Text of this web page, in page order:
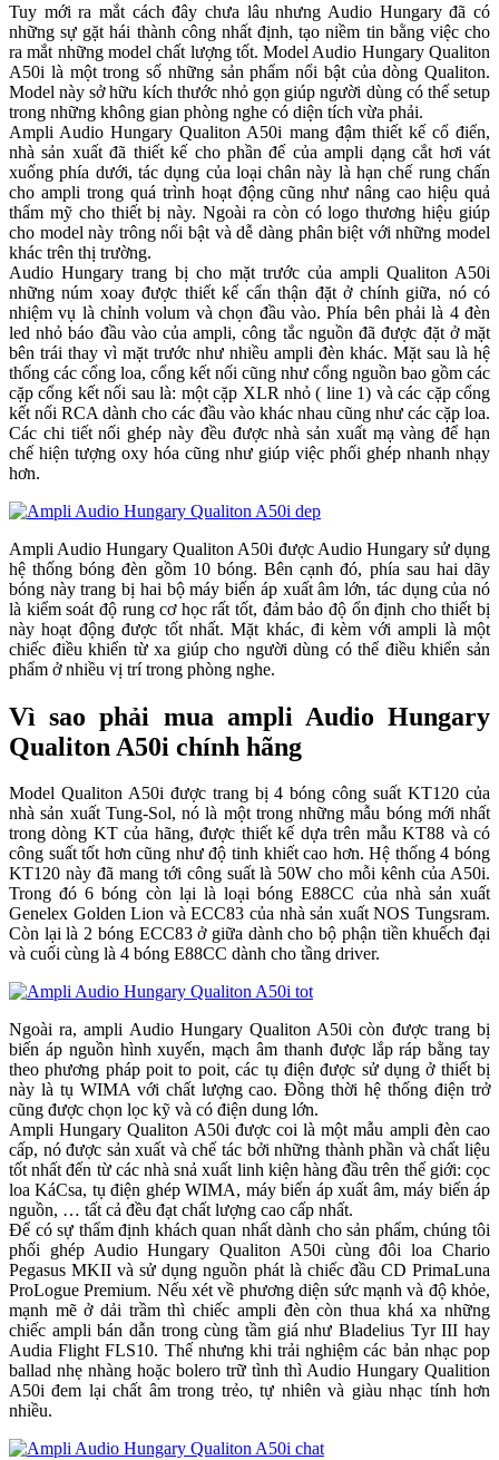
Tuy mới ra mắt cách đây chưa lâu nhưng Audio Hungary đã có
những sự gặt hái thành công nhất định, tạo niềm tin bằng việc cho
ra mắt những model chất lượng tốt. Model Audio Hungary Qualiton
A50i là một trong số những sản phẩm nổi bật của dòng Qualiton.
Model này sở hữu kích thước nhỏ gọn giúp người dùng có thế setup
trong những không gian phòng nghe có diện tích vừa phải.
Ampli Audio Hungary Qualiton A50i mang đậm thiết kế cổ điển,
nhà sản xuất đã thiết kế cho phần đế của ampli dạng cắt hơi vát
xuống phía dưới, tác dụng của loại chân này là hạn chế rung chấn
cho ampli trong quá trình hoạt động cũng như nâng cao hiệu quả
thẩm mỹ cho thiết bị này. Ngoài ra còn có logo thương hiệu giúp
cho model này trông nổi bật và dễ dàng phân biệt với những model
khác trên thị trường.
Audio Hungary trang bị cho mặt trước của ampli Qualiton A50i
những núm xoay được thiết kế cẩn thận đặt ở chính giữa, nó có
nhiệm vụ là chỉnh volum và chọn đầu vào. Phía bên phải là 4 đèn
led nhỏ báo đầu vào của ampli, công tắc nguồn đã được đặt ở mặt
bên trái thay vì mặt trước như nhiều ampli đèn khác. Mặt sau là hệ
thống các cổng loa, cổng kết nối cũng như cổng nguồn bao gồm các
cặp cổng kết nối sau là: một cặp XLR nhỏ ( line 1) và các cặp cổng
kết nối RCA dành cho các đầu vào khác nhau cũng như các cặp loa.
Các chi tiết nối ghép này đều được nhà sản xuất mạ vàng để hạn
chế hiện tượng oxy hóa cũng như giúp việc phối ghép nhanh nhạy
hơn.
Ampli Audio Hungary Qualiton A50i được Audio Hungary sử dụng
hệ thống bóng đèn gồm 10 bóng. Bên cạnh đó, phía sau hai dãy
bóng này trang bị hai bộ máy biến áp xuất âm lớn, tác dụng của nó
là kiểm soát độ rung cơ học rất tốt, đảm bảo độ ổn định cho thiết bị
này hoạt động được tốt nhất. Mặt khác, đi kèm với ampli là một
chiếc điều khiển từ xa giúp cho người dùng có thể điều khiển sản
phẩm ở nhiều vị trí trong phòng nghe.
Vì sao phải mua ampli Audio Hungary
Qualiton A50i chính hãng
Model Qualiton A50i được trang bị 4 bóng công suất KT120 của
nhà sản xuất Tung-Sol, nó là một trong những mẫu bóng mới nhất
trong dòng KT của hãng, được thiết kế dựa trên mẫu KT88 và có
công suất tốt hơn cũng như độ tinh khiết cao hơn. Hệ thống 4 bóng
KT120 này đã mang tới công suất là 50W cho mỗi kênh của A50i.
Trong đó 6 bóng còn lại là loại bóng E88CC của nhà sản xuất
Genelex Golden Lion và ECC83 của nhà sản xuất NOS Tungsram.
Còn lại là 2 bóng ECC83 ở giữa dành cho bộ phận tiền khuếch đại
và cuối cùng là 4 bóng E88CC dành cho tầng driver.
Ngoài ra, ampli Audio Hungary Qualiton A50i còn được trang bị
biến áp nguồn hình xuyến, mạch âm thanh được lắp ráp bằng tay
theo phương pháp poit to poit, các tụ điện được sử dụng ở thiết bị
này là tụ WIMA với chất lượng cao. Đồng thời hệ thống điện trở
cũng được chọn lọc kỹ và có điện dung lớn.
Ampli Hungary Qualiton A50i được coi là một mẫu ampli đèn cao
cấp, nó được sản xuất và chế tác bởi những thành phần và chất liệu
tốt nhất đến từ các nhà snả xuất linh kiện hàng đầu trên thế giới: cọc
loa KáCsa, tụ điện ghép WIMA, máy biến áp xuất âm, máy biến áp
nguồn, … tất cả đều đạt chất lượng cao cấp nhất.
Để có sự thẩm định khách quan nhất dành cho sản phẩm, chúng tôi
phối ghép Audio Hungary Qualiton A50i cùng đôi loa Chario
Pegasus MKII và sử dụng nguồn phát là chiếc đầu CD PrimaLuna
ProLogue Premium. Nếu xét về phương diện sức mạnh và độ khỏe,
mạnh mẽ ở dải trầm thì chiếc ampli đèn còn thua khá xa những
chiếc ampli bán dẫn trong cùng tầm giá như Bladelius Tyr III hay
Audia Flight FLS10. Thế nhưng khi trải nghiệm các bản nhạc pop
ballad nhẹ nhàng hoặc bolero trữ tình thì Audio Hungary Qualition
A50i đem lại chất âm trong trẻo, tự nhiên và giàu nhạc tính hơn
nhiều.